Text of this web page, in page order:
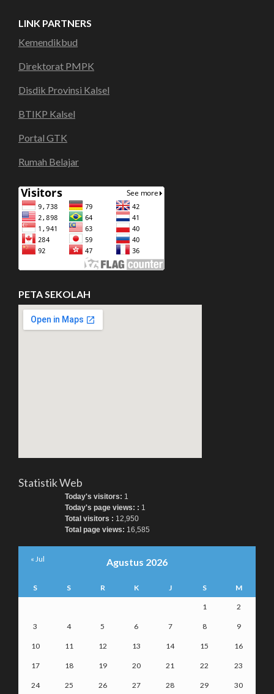
LINK PARTNERS
Kemendikbud
Direktorat PMPK
Disdik Provinsi Kalsel
BTIKP Kalsel
Portal GTK
Rumah Belajar
PETA SEKOLAH
Statistik Web
Today's visitors: 1
Today's page views: : 1
Total visitors : 12,950
Total page views: 16,585
Agustus 2026
S S R K J S M
1 2
3 4 5 6 7 8 9
10 11 12 13 14 15 16
17 18 19 20 21 22 23
24 25 26 27 28 29 30
« Jul